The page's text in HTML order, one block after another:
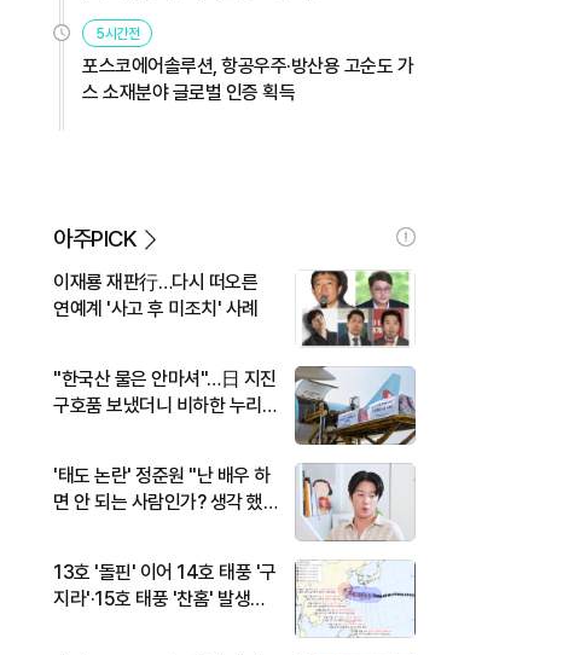
5시간전
포스코에어솔루션, 항공우주·방산용 고순도 가
스 소재분야 글로벌 인증 획득
아주PICK
이재룡 재판行…다시 떠오른
연예계 '사고 후 미조치' 사례
"한국산 물은 안마셔"…日 지진
구호품 보냈더니 비하한 누리
'태도 논란' 정준원 "난 배우 하
면 안 되는 사람인가? 생각 했
13호 '돌핀' 이어 14호 태풍 '구
지라'·15호 태풍 '찬홈' 발생…